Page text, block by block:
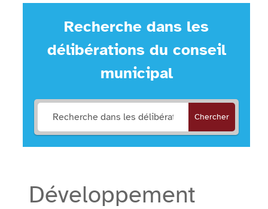
Recherche dans les
délibérations du conseil
municipal
Chercher
Développement